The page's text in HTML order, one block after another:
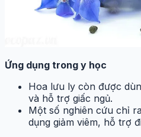
Ứng dụng trong y học
Hoa lưu ly còn được
và hỗ trợ giấc ngủ.
Một số nghiên cứu chỉ
dụng giảm viêm, hỗ trợ